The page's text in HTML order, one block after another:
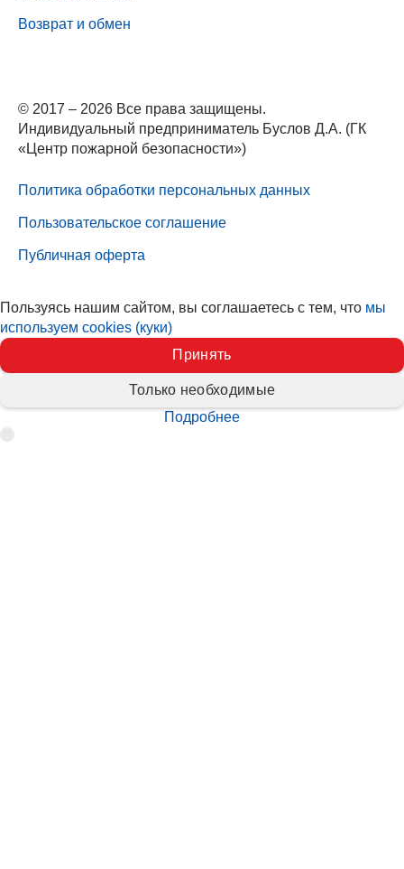
Возврат и обмен
© 2017 – 2026 Все права защищены.
Индивидуальный предприниматель Буслов Д.А. (ГК
«Центр пожарной безопасности»)
Политика обработки персональных данных
Пользовательское соглашение
Публичная оферта
Пользуясь нашим сайтом, вы соглашаетесь с тем, что мы
используем cookies (куки)
Принять
Только необходимые
Подробнее